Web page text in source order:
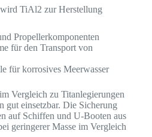
TiAl2 zur Herstellung
Propellerkomponenten
für den Transport von
für korrosives Meerwasser
Vergleich zu Titanlegierungen
gut einsetzbar. Die Sicherung
auf Schiffen und U-Booten aus
geringerer Masse im Vergleich